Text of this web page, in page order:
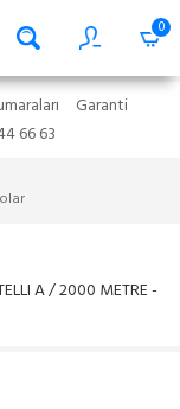
0
Garanti
66 63
A / 2000 METRE -